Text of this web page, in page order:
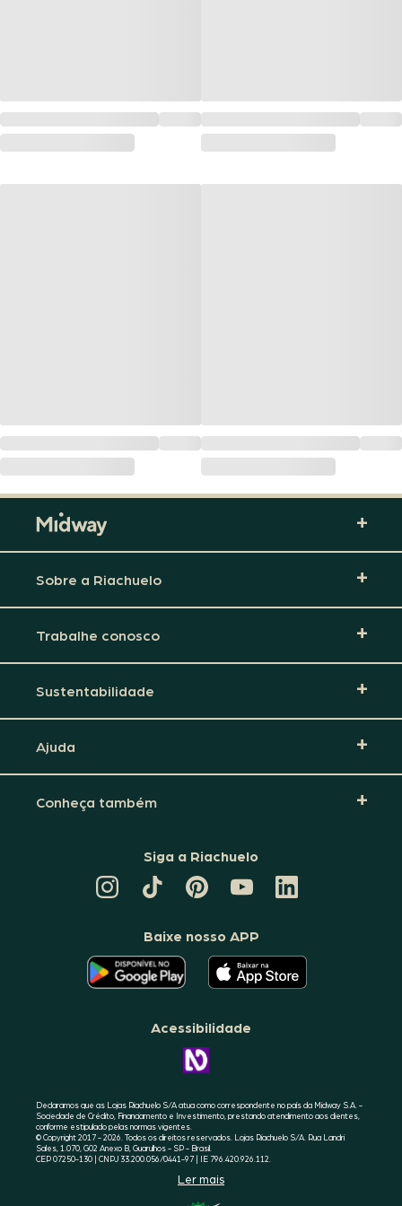
Sobre a Riachuelo
Trabalhe conosco
Sustentabilidade
Ajuda
Conheça também
Siga a Riachuelo
TIKTOK
DA
PINTEREST
DA
CANAL
DA
RIACHUELO
LINKEDIN
DA
Baixe nosso APP
O
APLICATIVO
DA
RIACHUELO
GOOGLE
O
APLICATIVO
DA
RIACHUELO
Acessibilidade
CONHEÇA
A
Declaramos que as Lojas Riachuelo S/A atua como correspondente no país da Midway S.A. -
Sociedade de Crédito, Financiamento e Investimento, prestando atendimento aos clientes,
conforme estipulado pelas normas vigentes.
© Copyright 2017 - 2026. Todos os direitos reservados. Lojas Riachuelo S/A. Rua Landri
Sales, 1.070, G02 Anexo B, Guarulhos - SP - Brasil.
CEP 07250-130 | CNPJ 33.200.056/0441-97 | IE 796.420.926.112.
Ler mais